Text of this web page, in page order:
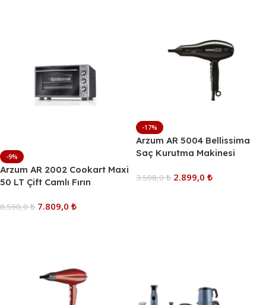
-9%
Arzum AR 2002 Cookart Maxi
50 LT Çift Camlı Fırın
8.590,0₺ 7.809,0 ₺
-17%
Arzum AR 5004 Bellissima
Saç Kurutma Makinesi
3.508,0₺ 2.899,0 ₺